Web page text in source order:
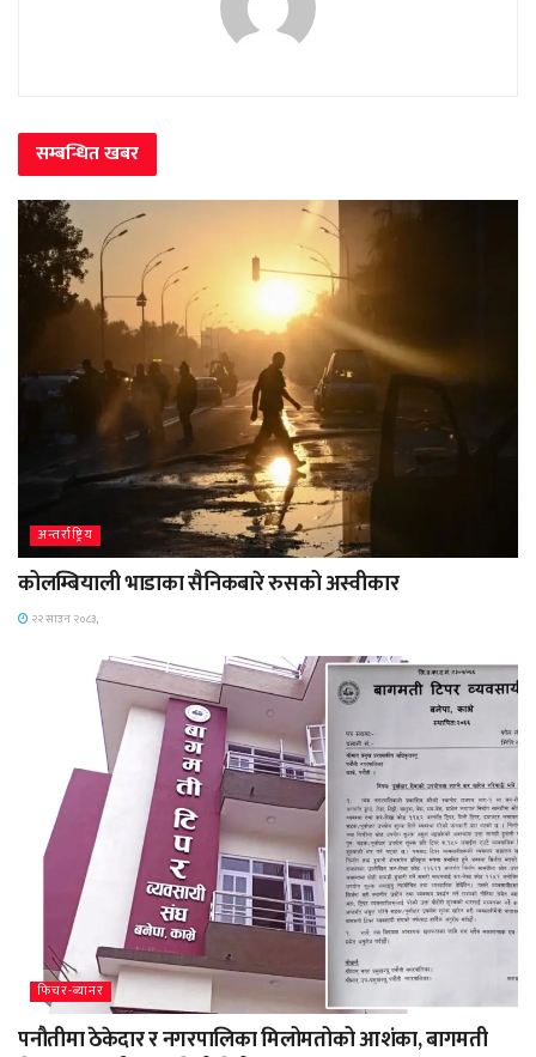
सम्बन्धितखबर
अन्तर्राष्ट्रिय
कोलम्बियाली भाडाका सैनिकबारे रुसको अस्वीकार
२२ साउन २०८३,
फिचर-ब्यानर
पनौतीमा ठेकेदार र नगरपालिका मिलोमतोको आशंका, बागमती